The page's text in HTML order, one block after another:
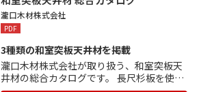
工で、衝撃を吸収する特殊構造で落下も防
止。 「スリムパネルタイプ」と「テンショ
ンタイプ」があります。
瀧口木材株式会社
PDF
3種類の和室突板天井材を掲載
瀧口木材株式会社が取り扱う、和室突板天
井材の総合カタログです。 長尺杉板を使用